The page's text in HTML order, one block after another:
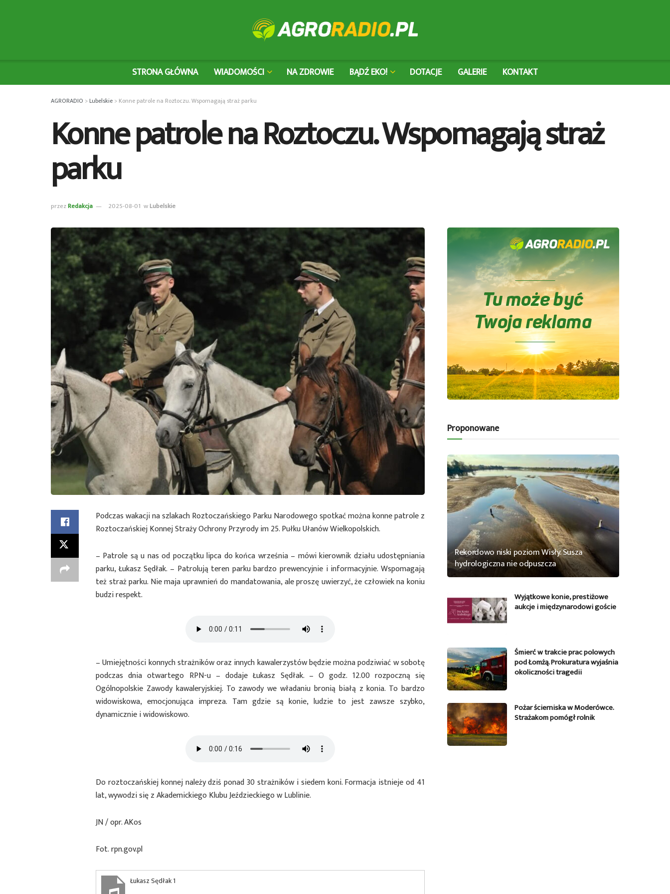
STRONA GŁÓWNA WIADOMOŚCI NA ZDROWIE BĄDŹ EKO! DOTACJE GALERIE KONTAKT
AGRORADIO >Lubelskie > Konne patrole na Roztoczu. Wspomagają straż parku
Konne patrole na Roztoczu. Wspomagają straż
parku
przezRedakcja 2025-08-01 wLubelskie
Podczas wakacji na szlakach Roztoczańskiego Parku Narodowego spotkać można konne patrole z
Roztoczańskiej Konnej Straży Ochrony Przyrody im 25. Pułku Ułanów Wielkopolskich.
– Patrole są u nas od początku lipca do końca września – mówi kierownik działu udostępniania
parku, Łukasz Sędłak. – Patrolują teren parku bardzo prewencyjnie i informacyjnie. Wspomagają
też straż parku. Nie maja uprawnień do mandatowania, ale proszę uwierzyć, że człowiek na koniu
budzi respekt.
– Umiejętności konnych strażników oraz innych kawalerzystów będzie można podziwiać w sobotę
podczas dnia otwartego RPN-u – dodaje Łukasz Sędłak. – O godz. 12.00 rozpoczną się
Ogólnopolskie Zawody kawaleryjskiej. To zawody we władaniu bronią białą z konia. To bardzo
widowiskowa, emocjonująca impreza. Tam gdzie są konie, ludzie to jest zawsze szybko,
dynamicznie i widowiskowo.
Do roztoczańskiej konnej należy dziś ponad 30 strażników i siedem koni. Formacja istnieje od 41
lat, wywodzi się z Akademickiego Klubu Jeździeckiego w Lublinie.
JN / opr. AKos
Fot. rpn.gov.pl
Łukasz Sędłak 1
Proponowane
Rekordowo niski poziom Wisły. Susza
hydrologiczna nie odpuszcza
Wyjątkowe konie, prestiżowe
aukcje i międzynarodowi goście
Śmierć w trakcie prac polowych
pod Łomżą. Prokuratura wyjaśnia
okoliczności tragedii
Pożar ścierniska w Moderówce.
Strażakom pomógł rolnik